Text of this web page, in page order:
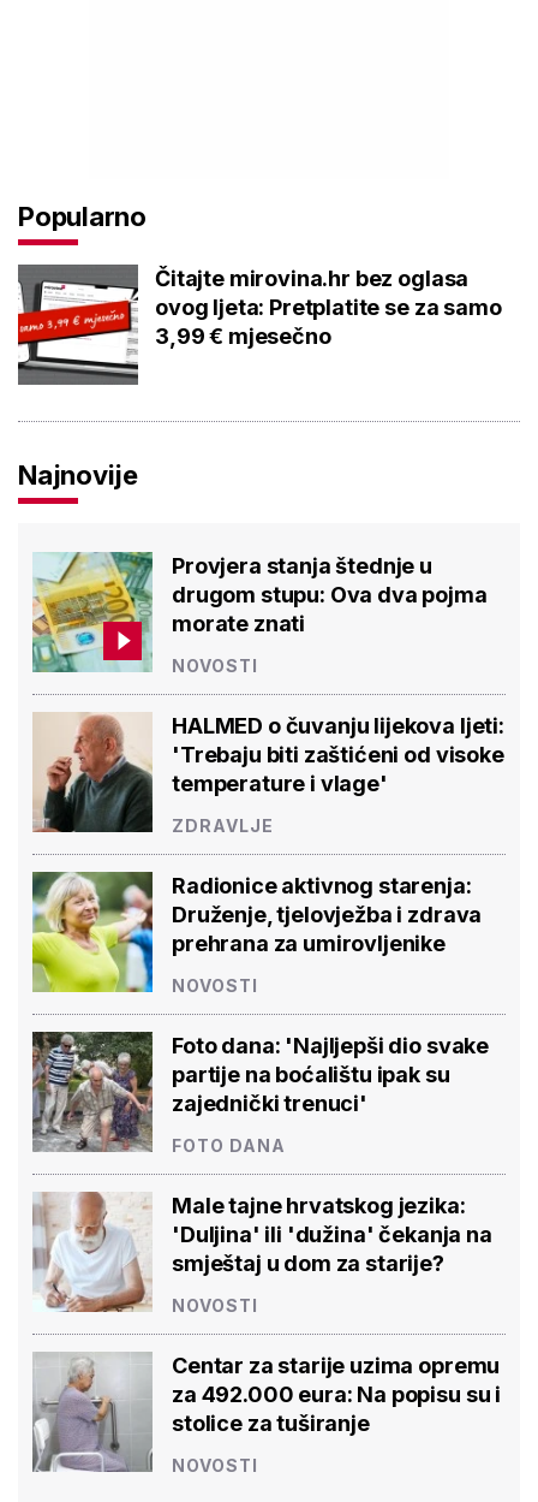
Popularno
Čitajte mirovina.hr bez oglasa
ovog ljeta: Pretplatite se za samo
3,99 € mjesečno
Najnovije
Provjera stanja štednje u
drugom stupu: Ova dva pojma
morate znati
NOVOSTI
HALMED o čuvanju lijekova ljeti:
'Trebaju biti zaštićeni od visoke
temperature i vlage'
ZDRAVLJE
Radionice aktivnog starenja:
Druženje, tjelovježba i zdrava
prehrana za umirovljenike
NOVOSTI
Foto dana: 'Najljepši dio svake
partije na boćalištu ipak su
zajednički trenuci'
FOTO DANA
Male tajne hrvatskog jezika:
'Duljina' ili 'dužina' čekanja na
smještaj u dom za starije?
NOVOSTI
Centar za starije uzima opremu
za 492.000 eura: Na popisu su i
stolice za tuširanje
NOVOSTI